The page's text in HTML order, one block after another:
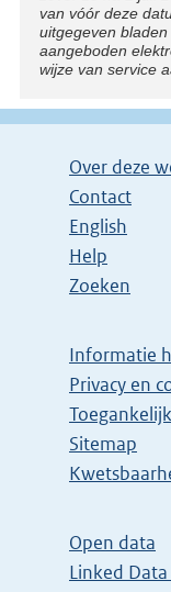
n
k
van vóór deze
uitgegeven
aangeboden
wijze van service
Over deze
Contact
English
Help
Zoeken
Informatie
Privacy en
Sitemap
E
t
e
Open data
Linked